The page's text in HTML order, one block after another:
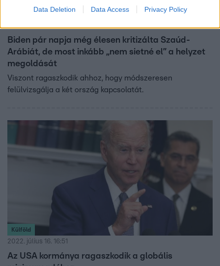
Data Deletion Data Access Privacy Policy
Biden pár napja még élesen kritizálta Szaúd-
Arábiát, de most inkább „nem sietné el” a helyzet
megoldását
Viszont ragaszkodik ahhoz, hogy módszeresen
felülvizsgálja a két ország kapcsolatát.
Külföld
2022. július 16. 16:51
Az USA kormánya ragaszkodik a globális